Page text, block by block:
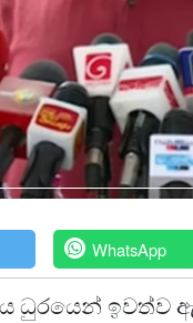
WhatsApp
ධුරයෙන් ඉවත්ව